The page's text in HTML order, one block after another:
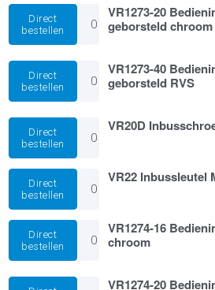
aantal
Direct
bestellen
VR1273-
Bedieningshendel
chroom
aantal
VR1273-20
geborsteld chroom
Direct
bestellen
VR1273-
Bedieningshendel
RVS
aantal
VR1273-40
geborsteld RVS
Direct
bestellen
VR20D
Inbusschroef
aantal
VR20D
Direct
bestellen
VR22
Inbussleutel
M4
aantal
VR22 Inbussleutel
Direct
bestellen
VR1274-
Bedieningsknop
aantal
VR1274-16
chroom
VR1274-VR1274-20